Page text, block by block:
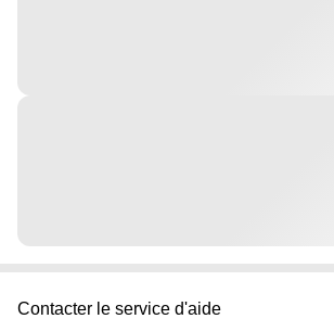
Contacter le service d'aide